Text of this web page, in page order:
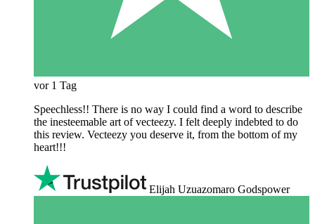
vor 1 Tag
Speechless!! There is no way I could find a word to describe
the inesteemable art of vecteezy. I felt deeply indebted to do
this review. Vecteezy you deserve it, from the bottom of my
heart!!!
Elijah Uzuazomaro Godspower